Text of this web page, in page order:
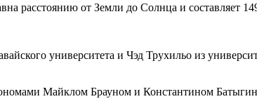
расстоянию от Земли до Солнца и составляет
университета и Чэд Трухильо из
Майклом Брауном и Константином